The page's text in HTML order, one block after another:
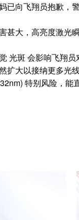
向飞翔员抱歉，
大，高亮度激光
斑 会影响飞翔员
大以接纳更多光线
特别风险，能